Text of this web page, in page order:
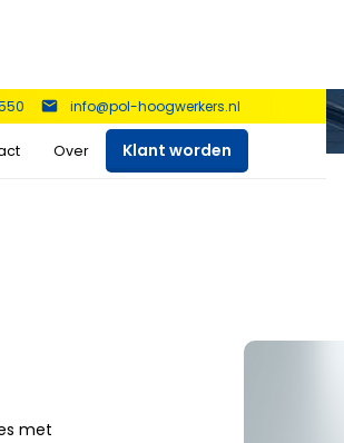
info@pol-hoogwerkers.nl
Over Klant worden
met